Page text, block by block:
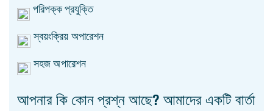
পরিপক্ক প্রযুক্তি
স্বয়ংক্রিয় অপারেশন
সহজ অপারেশন
আপনার কি কোন প্রশ্ন আছে? আমাদের একটি বার্তা